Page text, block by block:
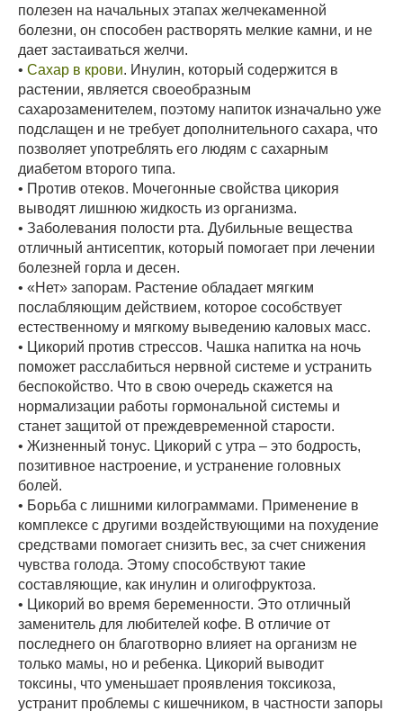
полезен на начальных этапах желчекаменной
болезни, он способен растворять мелкие камни, и не
дает застаиваться желчи.
• Сахар в крови. Инулин, который содержится в
растении, является своеобразным
сахарозаменителем, поэтому напиток изначально уже
подслащен и не требует дополнительного сахара, что
позволяет употреблять его людям с сахарным
диабетом второго типа.
• Против отеков. Мочегонные свойства цикория
выводят лишнюю жидкость из организма.
• Заболевания полости рта. Дубильные вещества
отличный антисептик, который помогает при лечении
болезней горла и десен.
• «Нет» запорам. Растение обладает мягким
послабляющим действием, которое сособствует
естественному и мягкому выведению каловых масс.
• Цикорий против стрессов. Чашка напитка на ночь
поможет расслабиться нервной системе и устранить
беспокойство. Что в свою очередь скажется на
нормализации работы гормональной системы и
станет защитой от преждевременной старости.
• Жизненный тонус. Цикорий с утра – это бодрость,
позитивное настроение, и устранение головных
болей.
• Борьба с лишними килограммами. Применение в
комплексе с другими воздействующими на похудение
средствами помогает снизить вес, за счет снижения
чувства голода. Этому способствуют такие
составляющие, как инулин и олигофруктоза.
• Цикорий во время беременности. Это отличный
заменитель для любителей кофе. В отличие от
последнего он благотворно влияет на организм не
только мамы, но и ребенка. Цикорий выводит
токсины, что уменьшает проявления токсикоза,
устранит проблемы с кишечником, в частности запоры